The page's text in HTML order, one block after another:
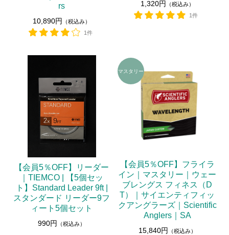
rs
10,890円
（税込み）
1件
1,320円
（税込み）
1件
【会員5％OFF】リーダー
｜TIEMCO | 【5個セッ
ト】Standard Leader 9ft |
スタンダード リーダー9フ
ィート5個セット
990円 （税込み）
【会員5％OFF】フライラ
イン｜マスタリー｜ウェー
ブレングス フィネス（D
T）｜サイエンティフィッ
クアングラーズ｜Scientific
Anglers｜SA
15,840円 （税込み）